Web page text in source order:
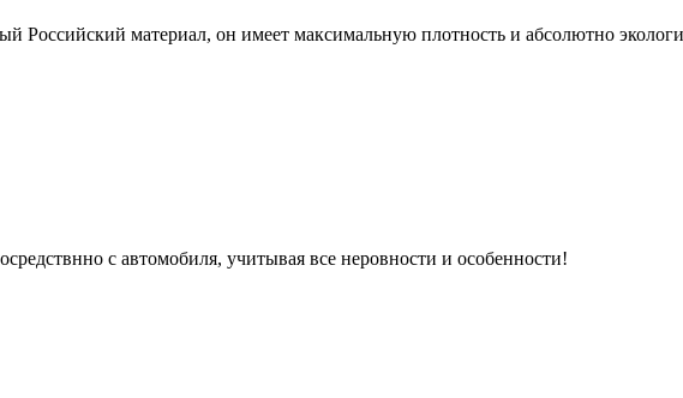
Российский материал, он имеет максимальную плотность и абсолютно
с автомобиля, учитывая все неровности и особенности!